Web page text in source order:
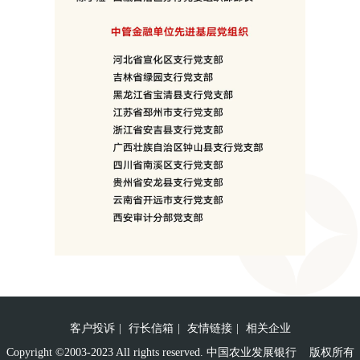
客户投诉 | 行长信箱 | 友情链接 |
相关企业
Copyright ©2003-2023 All rights reserved. 中国农业发展银行 版权所有